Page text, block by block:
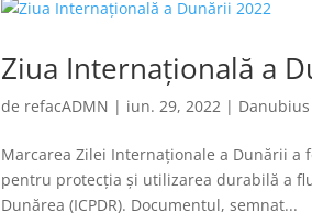
Ziua Internațională a
de refacADMN | iun. 29, 2022 |
Marcarea Zilei Internaţionale a Dunării a
pentru protecţia şi utilizarea durabilă a
Dunărea (ICPDR). Documentul, semnat...